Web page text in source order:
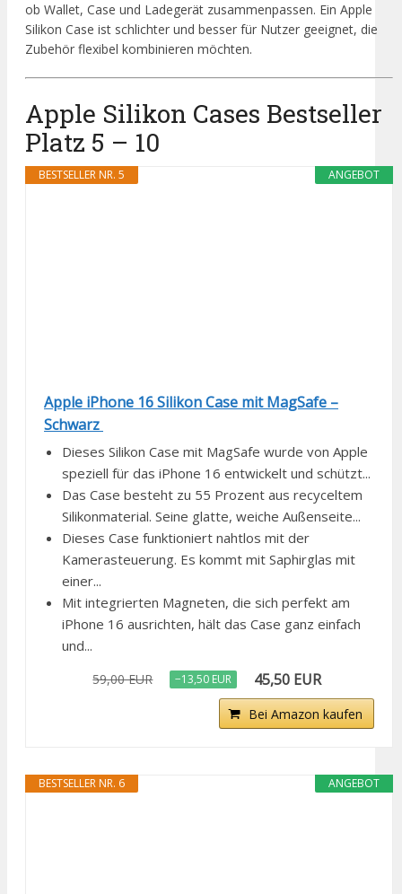
ob Wallet, Case und Ladegerät zusammenpassen. Ein Apple
Silikon Case ist schlichter und besser für Nutzer geeignet, die
Zubehör flexibel kombinieren möchten.
Apple Silikon Cases Bestseller
Platz 5 – 10
ANGEBOT
BESTSELLER NR. 5
Apple iPhone 16 Silikon Case mit MagSafe –
Schwarz ​​​​​​​
Dieses Silikon Case mit MagSafe wurde von Apple
speziell für das iPhone 16 entwickelt und schützt...
Das Case besteht zu 55 Prozent aus recyceltem
Silikon­material. Seine glatte, weiche Außenseite...
Dieses Case funktioniert nahtlos mit der
Kamerasteuerung. Es kommt mit Saphirglas mit
einer...
Mit integrierten Magneten, die sich perfekt am
iPhone 16 ausrichten, hält das Case ganz einfach
und...
59,00 EUR −13,50 EUR 45,50 EUR
Bei Amazon kaufen
ANGEBOT
BESTSELLER NR. 6